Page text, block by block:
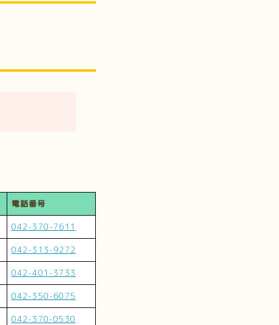
電話番号
042-370-7611
042-313-9272
042-401-3733
042-350-6075
042-370-0530